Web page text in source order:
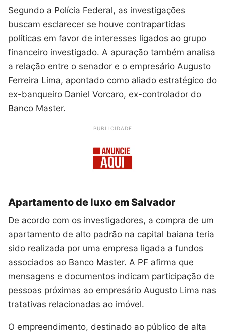
Segundo a Polícia Federal, as investigações
buscam esclarecer se houve contrapartidas
políticas em favor de interesses ligados ao grupo
financeiro investigado. A apuração também analisa
a relação entre o senador e o empresário Augusto
Ferreira Lima, apontado como aliado estratégico do
ex-banqueiro Daniel Vorcaro, ex-controlador do
Banco Master.
PUBLICIDADE
Apartamento de luxo em Salvador
De acordo com os investigadores, a compra de um
apartamento de alto padrão na capital baiana teria
sido realizada por uma empresa ligada a fundos
associados ao Banco Master. A PF afirma que
mensagens e documentos indicam participação de
pessoas próximas ao empresário Augusto Lima nas
tratativas relacionadas ao imóvel.
O empreendimento, destinado ao público de alta